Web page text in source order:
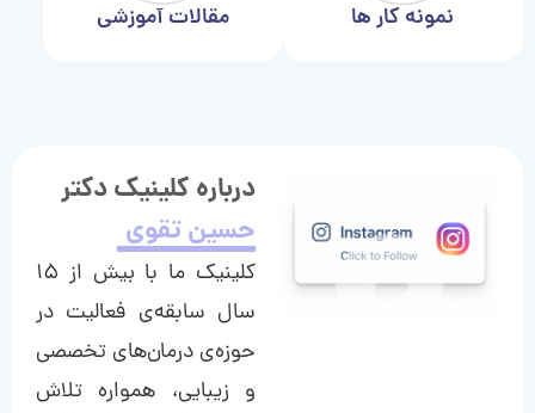
نمونه کار ها مقالات آموزشی
درباره کلینیک دکتر
حسین تقوی
کلینیک ما با بیش از ۱۵
سال سابقه‌ی فعالیت در
حوزه‌ی درمان‌های تخصصی
و زیبایی، همواره تلاش